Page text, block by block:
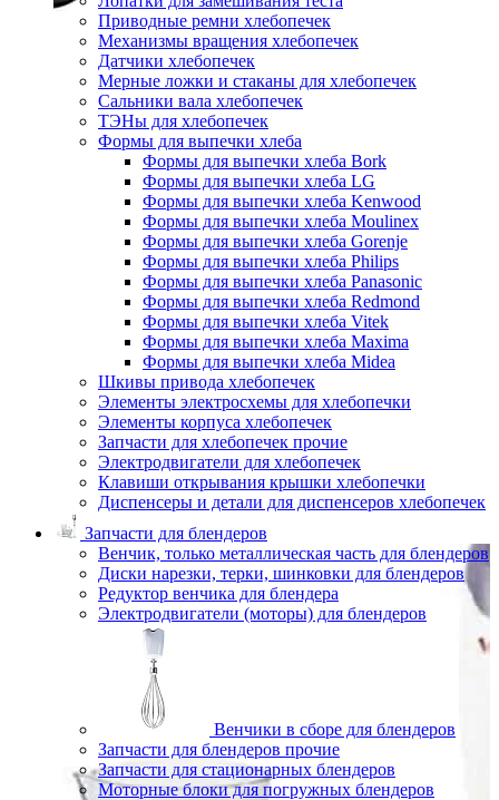
Приводные ремни хлебопечек
Механизмы вращения хлебопечек
Датчики хлебопечек
Мерные ложки и стаканы для хлебопечек
Сальники вала хлебопечек
ТЭНы для хлебопечек
Формы для выпечки хлеба
Формы для выпечки хлеба Bork
Формы для выпечки хлеба LG
Формы для выпечки хлеба Kenwood
Формы для выпечки хлеба Moulinex
Формы для выпечки хлеба Gorenje
Формы для выпечки хлеба Philips
Формы для выпечки хлеба Panasonic
Формы для выпечки хлеба Redmond
Формы для выпечки хлеба Vitek
Формы для выпечки хлеба Maxima
Формы для выпечки хлеба Midea
Шкивы привода хлебопечек
Элементы электросхемы для хлебопечки
Элементы корпуса хлебопечек
Запчасти для хлебопечек прочие
Электродвигатели для хлебопечек
Клавиши открывания крышки хлебопечки
Диспенсеры и детали для диспенсеров хлебопечек
Запчасти для блендеров
Венчик, только металлическая часть для блендеров
Диски нарезки, терки, шинковки для блендеров
Редуктор венчика для блендера
Электродвигатели (моторы) для блендеров
Венчики в сборе для блендеров
Запчасти для блендеров прочие
Запчасти для стационарных блендеров
Моторные блоки для погружных блендеров